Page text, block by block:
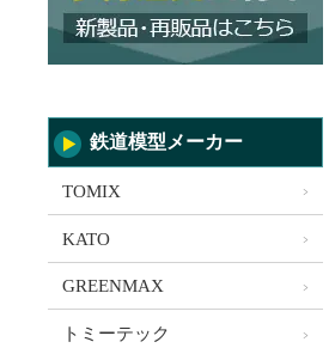
鉄道模型メーカー
TOMIX
KATO
GREENMAX
トミーテック